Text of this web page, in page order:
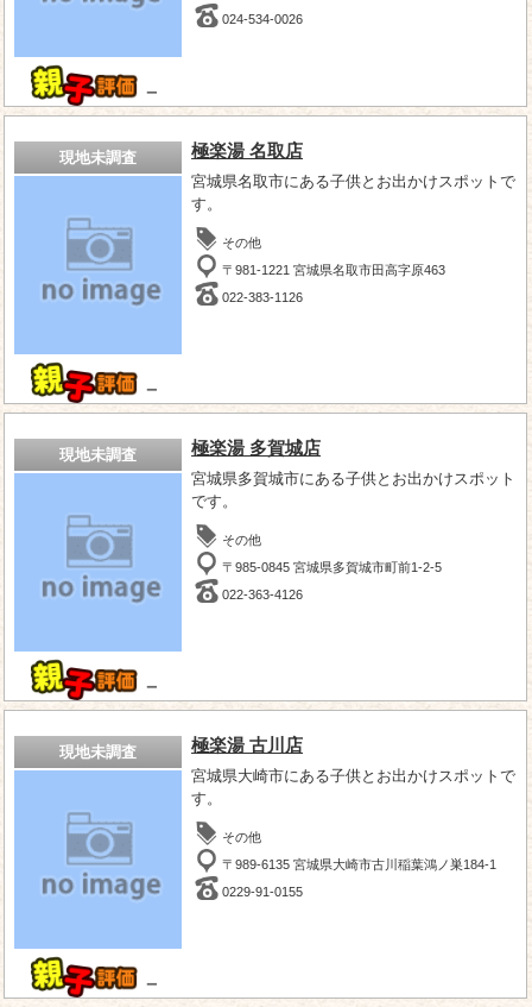
－
024-534-0026
現地未調査
－
極楽湯 名取店
宮城県名取市にある子供とお出かけスポットで
す。
その他
〒981-1221 宮城県名取市田高字原463
022-383-1126
現地未調査
－
極楽湯 多賀城店
宮城県多賀城市にある子供とお出かけスポット
です。
その他
〒985-0845 宮城県多賀城市町前1-2-5
022-363-4126
現地未調査
－
極楽湯 古川店
宮城県大崎市にある子供とお出かけスポットで
す。
その他
〒989-6135 宮城県大崎市古川稲葉鴻ノ巣184-1
0229-91-0155